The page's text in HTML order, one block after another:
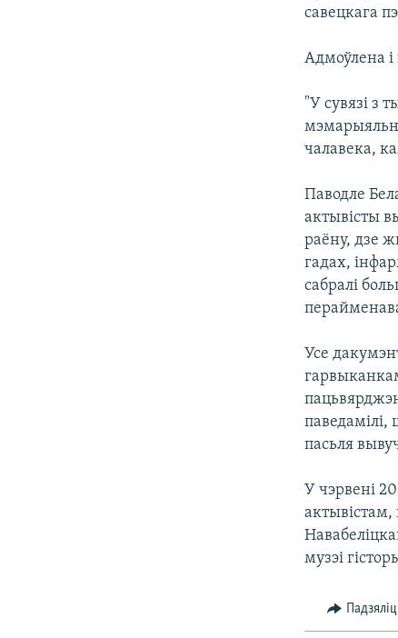
савецкага
Адмоўлена
"У сувязі з
чалавека,
Паводле
актывісты
раёну, дзе
гадах,
сабралі
Усе
паведамілі,
пасьля
У чэрвені
актывістам,
музэі